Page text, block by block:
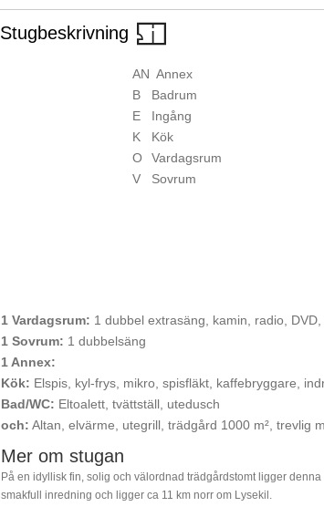
Stugbeskrivning
AN Annex
B
Badrum
E
Ingång
K
Kök
O
Vardagsrum
V
Sovrum
1 Vardagsrum: 1 dubbel extrasäng, kamin, radio,
1 Sovrum: 1 dubbelsäng
1 Annex:
Kök: Elspis, kyl-frys, mikro, spisfläkt, kaffebryggare,
Bad/WC: Eltoalett, tvättställ, utedusch
och: Altan, elvärme, utegrill, trädgård 1000 m², trevlig
Mer om stugan
På en idyllisk fin, solig och välordnad trädgårdstomt ligger
smakfull inredning och ligger ca 11 km norr om Lysekil.